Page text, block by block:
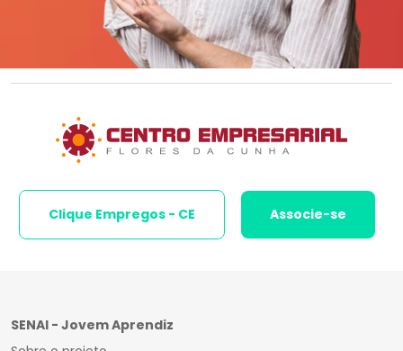
Clique Empregos - CE Associe-se
SENAI - Jovem Aprendiz